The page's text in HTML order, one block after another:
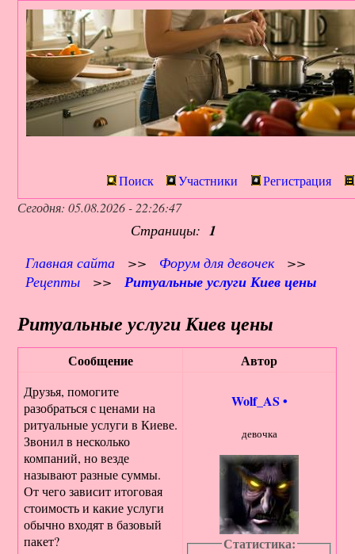
Поиск Участники
Регистрация
Сегодня: 05.08.2026 - 22:26:47
Страницы: 1
Главная сайта >> Форум для девочек
>>
Рецепты
>>Ритуальные услуги Киев цены
Ритуальные услуги Киев цены
Сообщение Автор
Друзья, помогите
разобраться с ценами на
ритуальные услуги в Киеве.
Звонил в несколько
компаний, но везде
называют разные суммы.
От чего зависит итоговая
стоимость и какие услуги
обычно входят в базовый
пакет?
Wolf_AS •
девочка
Статистика: